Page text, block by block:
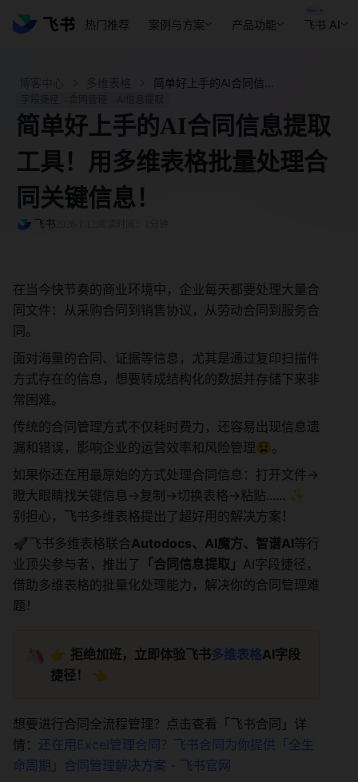
热门推荐 案例与方案 产品功能 飞书 AI
简单好上手的AI合同信息提取
工具！用多维表格批量处理合
同关键信息！
飞书
在当今快节奏的商业环境中，企业每天都要处理大量合
同文件：从采购合同到销售协议，从劳动合同到服务合
同。
面对海量的合同、证据等信息，尤其是通过复印扫描件
方式存在的信息，想要转成结构化的数据并存储下来非
常困难。
传统的合同管理方式不仅耗时费力，还容易出现信息遗
漏和错误，影响企业的运营效率和风险管理😫。
如果你还在用最原始的方式处理合同信息：打开文件->
瞪大眼睛找关键信息->复制->切换表格->粘贴...... ✨
别担心，飞书多维表格提出了超好用的解决方案！
🚀飞书多维表格联合Autodocs、AI魔方、智谱AI等行
业顶尖参与者，推出了 「合同信息提取」 AI字段捷径，
借助多维表格的批量化处理能力，解决你的合同管理难
题！
🦄 👉 拒绝加班，立即体验飞书多维表格AI字段
捷径！ 👈
想要进行合同全流程管理？点击查看「飞书合同」详
情： 还在用Excel管理合同？飞书合同为你提供「全生
命周期」合同管理解决方案 - 飞书官网